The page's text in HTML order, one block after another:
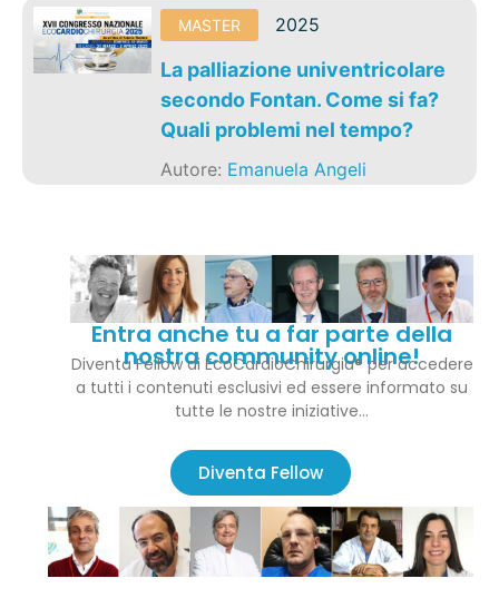
MASTER 2025
La palliazione univentricolare
secondo Fontan. Come si fa?
Quali problemi nel tempo?
Autore: Emanuela Angeli
Entra anche tu a far parte della
nostra community online!
Diventa Fellow di EcoCardioChirurgia® per accedere
a tutti i contenuti esclusivi ed essere informato su
tutte le nostre iniziative…
Diventa Fellow